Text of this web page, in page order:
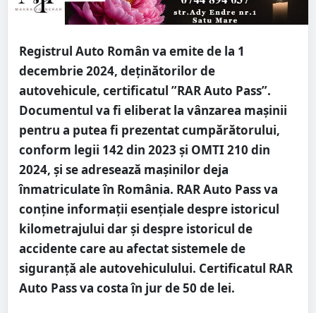
Registrul Auto Român va emite de la 1
decembrie 2024, deținătorilor de
autovehicule, certificatul ”RAR Auto Pass”.
Documentul va fi eliberat la vânzarea mașinii
pentru a putea fi prezentat cumpărătorului,
conform legii 142 din 2023 și OMTI 210 din
2024, și se adresează mașinilor deja
înmatriculate în România. RAR Auto Pass va
conține informații esențiale despre istoricul
kilometrajului dar și despre istoricul de
accidente care au afectat sistemele de
siguranță ale autovehiculului. Certificatul RAR
Auto Pass va costa în jur de 50 de lei.